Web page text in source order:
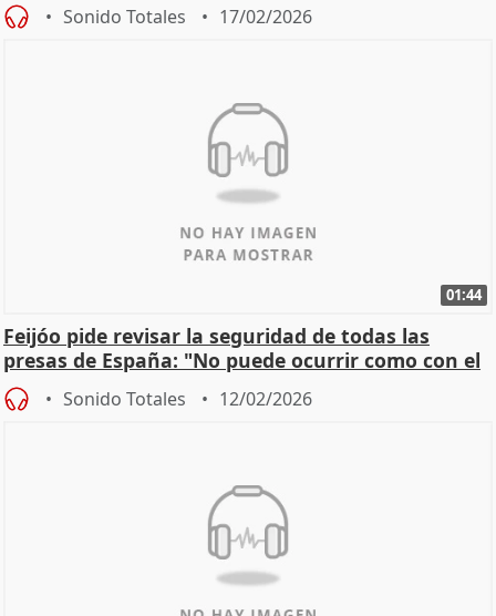
Sonido Totales 17/02/2026
01:44
Feijóo pide revisar la seguridad de todas las
presas de España: "No puede ocurrir como con el
apagón
Sonido Totales 12/02/2026